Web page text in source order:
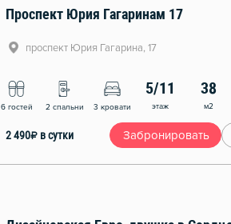
Проспект Юрия Гагаринам 17
проспект Юрия Гагарина, 17
6 гостей 2 спальни 3 кровати
5/11
этаж
38
м2
2 490₽ в сутки Забронировать